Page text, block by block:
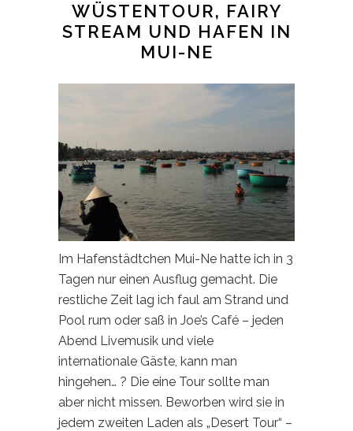
WÜSTENTOUR, FAIRY
STREAM UND HAFEN IN
MUI-NE
Im Hafenstädtchen Mui-Ne hatte ich in 3
Tagen nur einen Ausflug gemacht. Die
restliche Zeit lag ich faul am Strand und
Pool rum oder saß in Joe’s Café – jeden
Abend Livemusik und viele
internationale Gäste, kann man
hingehen… ? Die eine Tour sollte man
aber nicht missen. Beworben wird sie in
jedem zweiten Laden als „Desert Tour“ –